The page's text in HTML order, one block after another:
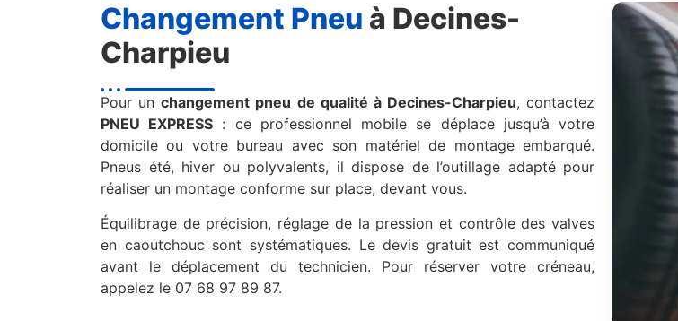
Changement Pneu à Decines-
Charpieu
Pour unchangement pneu de qualité à Decines-Charpieu, contactez
PNEU EXPRESS : ce professionnel mobile se déplace jusqu’à votre
domicile ou votre bureau avec son matériel de montage embarqué.
Pneus été, hiver ou polyvalents, il dispose de l’outillage adapté pour
réaliser un montage conforme sur place, devant vous.
Équilibrage de précision, réglage de la pression et contrôle des valves
en caoutchouc sont systématiques. Le devis gratuit est communiqué
avant le déplacement du technicien. Pour réserver votre créneau,
appelez le 07 68 97 89 87.